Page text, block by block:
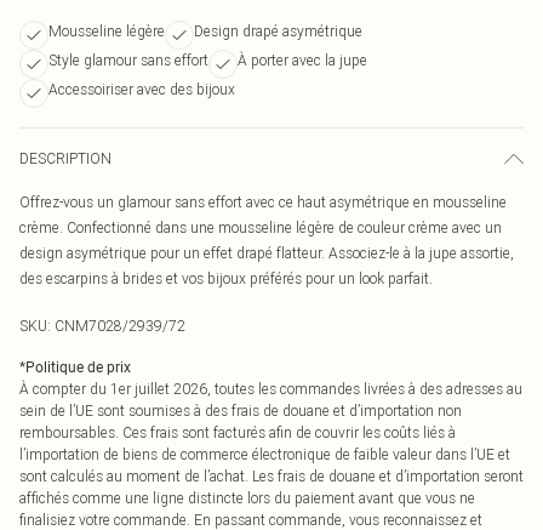
Mousseline légère
Design drapé asymétrique
Style glamour sans effort
À porter avec la jupe
Accessoiriser avec des bijoux
DESCRIPTION
Offrez-vous un glamour sans effort avec ce haut asymétrique en mousseline
crème. Confectionné dans une mousseline légère de couleur crème avec un
design asymétrique pour un effet drapé flatteur. Associez-le à la jupe assortie,
des escarpins à brides et vos bijoux préférés pour un look parfait.
SKU: CNM7028/2939/72
*Politique de prix
À compter du 1er juillet 2026, toutes les commandes livrées à des adresses au
sein de l’UE sont soumises à des frais de douane et d’importation non
remboursables. Ces frais sont facturés afin de couvrir les coûts liés à
l’importation de biens de commerce électronique de faible valeur dans l’UE et
sont calculés au moment de l’achat. Les frais de douane et d’importation seront
affichés comme une ligne distincte lors du paiement avant que vous ne
finalisiez votre commande. En passant commande, vous reconnaissez et